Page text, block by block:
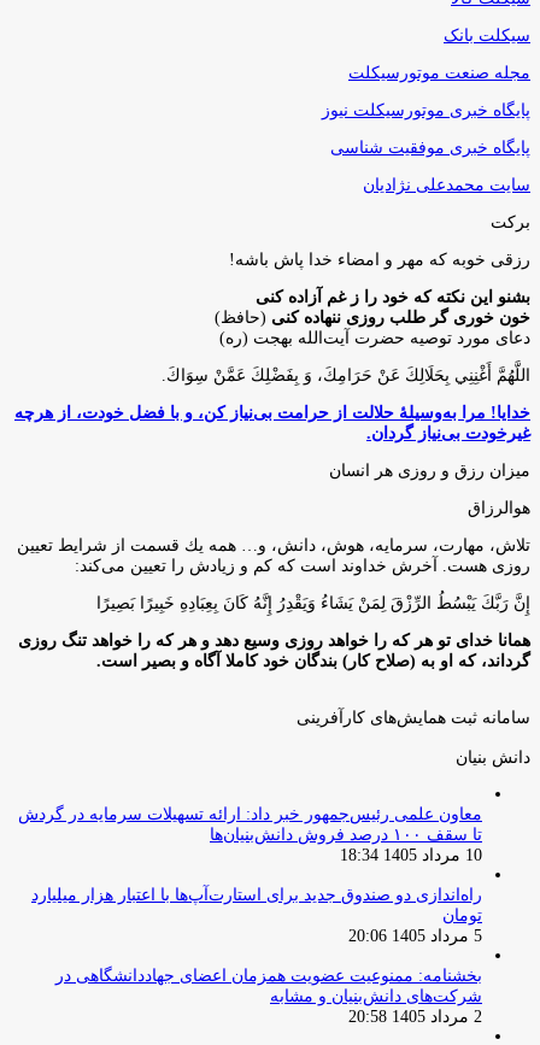
سیکلت بانک
مجله صنعت موتورسیکلت
پایگاه خبری موتورسیکلت نیوز
پایگاه خبری موفقیت شناسی
سایت محمدعلی نژادیان
برکت
رزقی خوبه كه مهر و امضاء خدا پاش باشه!
بشنو این نکته که خود را ز غم آزاده کنی
خون خوری گر طلب روزی ننهاده کنی (حافظ)
دعای مورد توصیه حضرت آیت‌الله بهجت (ره)
اللَّهُمَّ أَغْنِنِي بِحَلَالِكَ عَنْ حَرَامِكَ، وَ بِفَضْلِكَ عَمَّنْ سِوَاكَ‏.
خدایا! مرا به‌وسیلۀ حلالت از حرامت بی‌نیاز کن، و با فضل خودت، از هرچه
غیرخودت بی‌نیاز گردان.
میزان رزق و روزی هر انسان
هوالرزاق
تلاش، مهارت، سرمايه، هوش، دانش، و… همه يك قسمت از شرايط تعيين
روزى هست. آخرش خداوند است كه كم و زيادش را تعيين مى‌كند:
إِنَّ رَبَّكَ يَبْسُطُ الرِّزْقَ لِمَنْ يَشَاءُ وَيَقْدِرُ إِنَّهُ كَانَ بِعِبَادِهِ خَبِيرًا بَصِيرًا
همانا خدای تو هر که را خواهد روزی وسیع دهد و هر که را خواهد تنگ روزی
گرداند، که او به (صلاح کار) بندگان خود کاملا آگاه و بصیر است.
سامانه ثبت همایش‌های کارآفرینی
دانش‌ بنیان‌
معاون علمی رئیس‌جمهور خبر داد: ارائه تسهیلات سرمایه در گردش
تا سقف ۱۰۰ درصد فروش دانش‌بنیان‌ها
10 مرداد 1405 18:34
راه‌اندازی دو صندوق جدید برای استارت‌آپ‌ها با اعتبار هزار میلیارد
تومان
5 مرداد 1405 20:06
بخشنامه: ممنوعیت عضویت همزمان اعضای جهاددانشگاهی در
شرکت‌های دانش‌بنیان و مشابه
2 مرداد 1405 20:58